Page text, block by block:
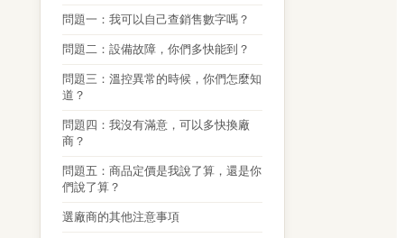
問題一：我可以自己查銷售數字嗎？
問題二：設備故障，你們多快能到？
問題三：溫控異常的時候，你們怎麼知
道？
問題四：我沒有滿意，可以多快換廠
商？
問題五：商品定價是我說了算，還是你
們說了算？
選廠商的其他注意事項